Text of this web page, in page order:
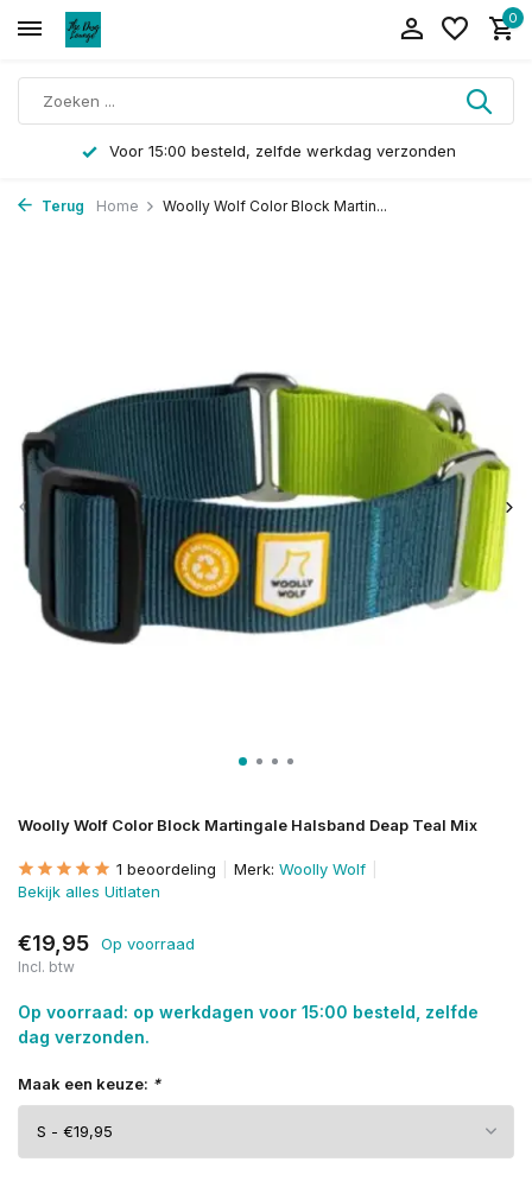
0
Voor 15:00 besteld, zelfde werkdag verzonden
Terug Home Woolly Wolf Color Block Martin...
Woolly Wolf Color Block Martingale Halsband Deap Teal Mix
1 beoordeling Merk: Woolly Wolf
Bekijk alles Uitlaten
€19,95 Op voorraad
Incl. btw
Op voorraad: op werkdagen voor 15:00 besteld, zelfde
dag verzonden.
Maak een keuze: *